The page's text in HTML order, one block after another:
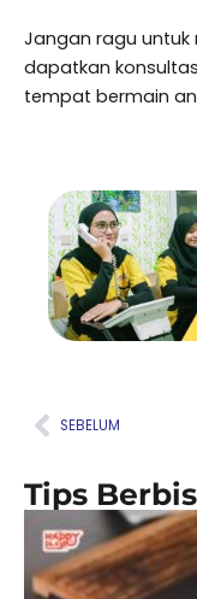
Jangan ragu untuk
dapatkan
tempat bermain
Prev
SEBELUM
Tips